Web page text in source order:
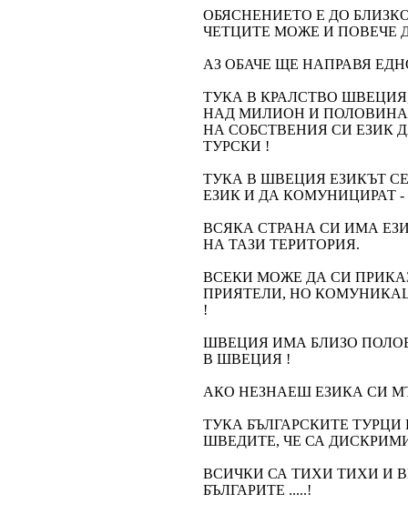
ОБЯСНЕНИЕТО Е ДО
ЧЕТЦИТЕ МОЖЕ И ПОВЕЧЕ
АЗ ОБАЧЕ ЩЕ НАПРАВЯ
ТУКА В КРАЛСТВО
НАД МИЛИОН И ПОЛОВИНА
НА СОБСТВЕНИЯ СИ ЕЗИК
ТУРСКИ !
ТУКА В ШВЕЦИЯ ЕЗИКЪТ
ЕЗИК И ДА КОМУНИЦИРАТ
ВСЯКА СТРАНА СИ ИМА
НА ТАЗИ ТЕРИТОРИЯ.
ВСЕКИ МОЖЕ ДА СИ
ПРИЯТЕЛИ, НО
!
ШВЕЦИЯ ИМА БЛИЗО
В ШВЕЦИЯ !
АКО НЕЗНАЕШ ЕЗИКА СИ
ТУКА БЪЛГАРСКИТЕ
ШВЕДИТЕ, ЧЕ СА
ВСИЧКИ СА ТИХИ ТИХИ И
БЪЛГАРИТЕ .....!